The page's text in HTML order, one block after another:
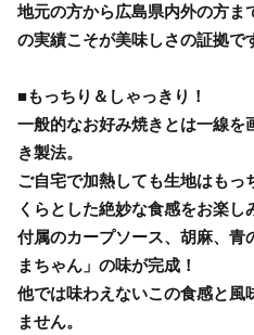
地元の方から広島県内外の方ま
の実績こそが美味しさの証拠で
■もっちり＆しゃっきり！
一般的なお好み焼きとは一線を
き製法。
ご自宅で加熱しても生地はもっ
くらとした絶妙な食感をお楽し
付属のカープソース、胡麻、青
まちゃん」の味が完成！
他では味わえないこの食感と風
ません。